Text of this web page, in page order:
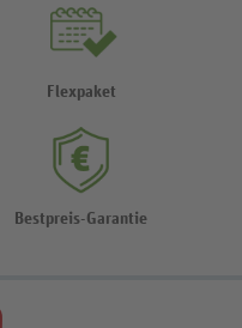
Flexpaket
Bestpreis-Garantie